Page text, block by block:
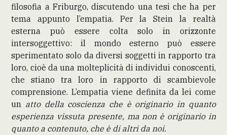
filosofia a Friburgo, discutendo una tesi che ha per
tema appunto l’empatia. Per la Stein la realtà
esterna può essere colta solo in orizzonte
intersoggettivo: il mondo esterno può essere
sperimentato solo da diversi soggetti in rapporto tra
loro, cioè da una molteplicità di individui conoscenti,
che stiano tra loro in rapporto di scambievole
comprensione. L’empatia viene definita da lei come
un atto della coscienza che è originario in quanto
esperienza vissuta presente, ma non è originario in
quanto a contenuto, che è di altri da noi.